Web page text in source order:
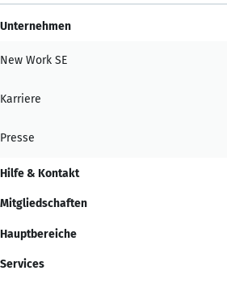
Unternehmen
New Work SE
Karriere
Presse
Hilfe & Kontakt
Mitgliedschaften
Hauptbereiche
Services